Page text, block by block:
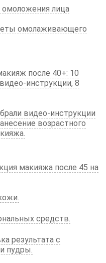
лица
омолаживающего
после 40+: 10
инструкции, 8
видео-инструкции
возрастного
макияжа после 45 на
средств.
результата с
пудры.